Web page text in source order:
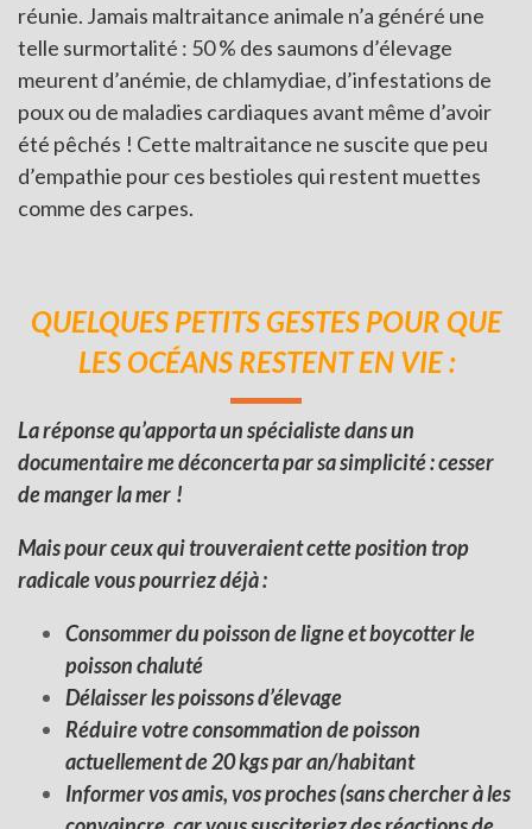
réunie. Jamais maltraitance animale n’a généré une
telle surmortalité : 50 % des saumons d’élevage
meurent d’anémie, de chlamydiae, d’infestations de
poux ou de maladies cardiaques avant même d’avoir
été pêchés ! Cette maltraitance ne suscite que peu
d’empathie pour ces bestioles qui restent muettes
comme des carpes.
QUELQUES PETITS GESTES POUR QUE
LES OCÉANS RESTENT EN VIE :
La réponse qu’apporta un spécialiste dans un
documentaire me déconcerta par sa simplicité :cesser
de manger la mer !
Mais pour ceux qui trouveraient cette position trop
radicale vous pourriez déjà :
Consommer du poisson de ligne et boycotter le
poisson chaluté
Délaisser les poissons d’élevage
Réduire votre consommation de poisson
actuellement de 20 kgs par an/habitant
Informer vos amis, vos proches (sans chercher à les